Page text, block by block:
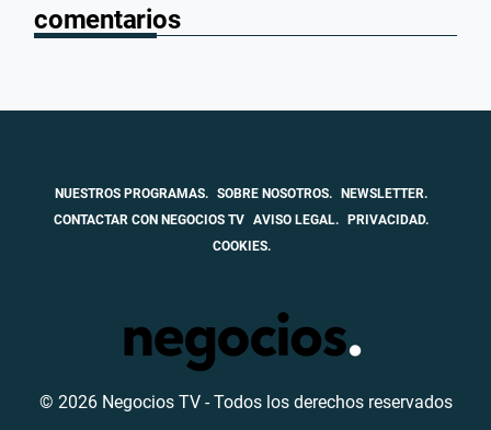
comentarios
NUESTROS PROGRAMAS. SOBRE NOSOTROS.
NEWSLETTER.
CONTACTAR CON NEGOCIOS TV AVISO LEGAL.
PRIVACIDAD.
COOKIES.
© 2026 Negocios TV - Todos los derechos reservados